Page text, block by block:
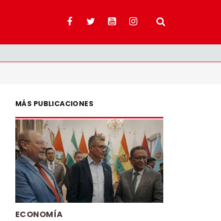
MÁS PUBLICACIONES
ECONOMÍA